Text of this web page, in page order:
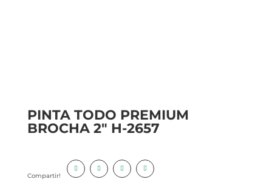
PINTA TODO PREMIUM
BROCHA 2″ H-2657
Compartir!